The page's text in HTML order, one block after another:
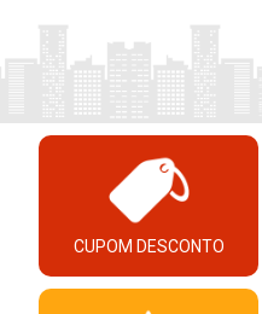
CUPOM DESCONTO